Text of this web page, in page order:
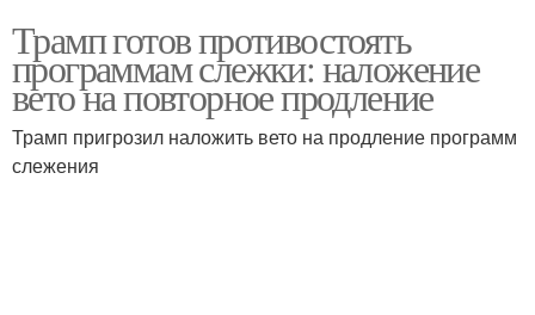
Трамп готов противостоять
программам слежки: наложение
вето на повторное продление
Трамп пригрозил наложить вето на продление программ
слежения